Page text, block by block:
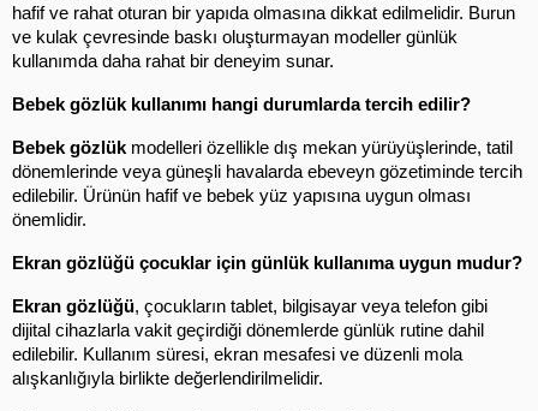
hafif ve rahat oturan bir yapıda olmasına dikkat edilmelidir. Burun
ve kulak çevresinde baskı oluşturmayan modeller günlük
kullanımda daha rahat bir deneyim sunar.
Bebek gözlük kullanımı hangi durumlarda tercih edilir?
Bebek gözlük modelleri özellikle dış mekan yürüyüşlerinde, tatil
dönemlerinde veya güneşli havalarda ebeveyn gözetiminde tercih
edilebilir. Ürünün hafif ve bebek yüz yapısına uygun olması
önemlidir.
Ekran gözlüğü çocuklar için günlük kullanıma uygun mudur?
Ekran gözlüğü, çocukların tablet, bilgisayar veya telefon gibi
dijital cihazlarla vakit geçirdiği dönemlerde günlük rutine dahil
edilebilir. Kullanım süresi, ekran mesafesi ve düzenli mola
alışkanlığıyla birlikte değerlendirilmelidir.